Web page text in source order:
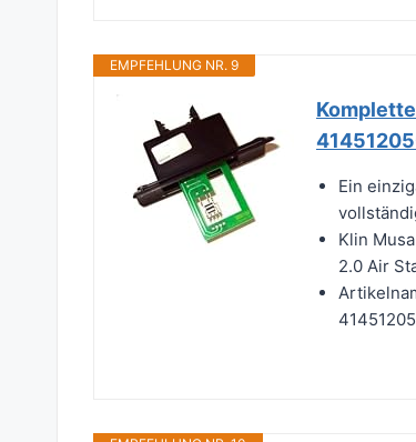
EMPFEHLUNG NR. 9
Ein
Klin
2.0 Air